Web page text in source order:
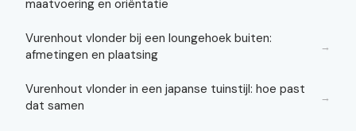
maatvoering en oriëntatie
Vurenhout vlonder bij een loungehoek buiten:
afmetingen en plaatsing
→
Vurenhout vlonder in een japanse tuinstijl: hoe past
dat samen
→